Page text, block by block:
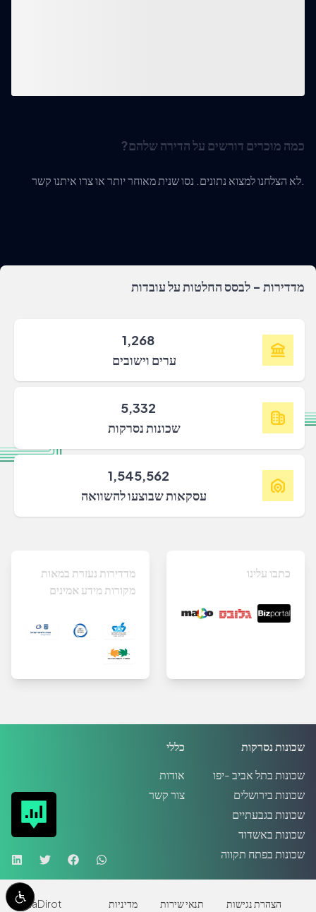
כמה מוכרים דורשים על הדירה שלהם?
לא הצלחנו למצוא נתונים. נסו שנית מאוחר יותר או צרו איתנו קשר.
מדדירות - לבסס החלטות על עובדות
1,268
ערים וישובים
5,332
שכונות נסרקות
1,545,562
עסקאות שבוצעו להשוואה
מדדירות נעזרת במאות
מקורות מידע אמינים
כתבו עלינו
כללי
אודות
צור קשר
שכונות נסרקות
שכונות בתל אביב -יפו
שכונות בירושלים
שכונות בגבעתיים
שכונות באשדוד
שכונות בפתח תקווה
MadaDirot
הצהרת נגישות תנאי שירות
מדיניות